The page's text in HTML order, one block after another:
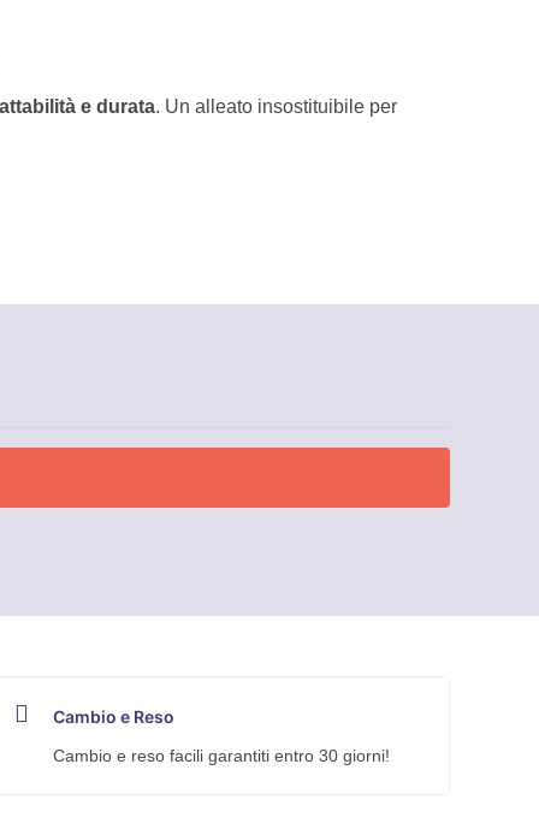
e durata. Un alleato insostituibile per
Cambio e Reso
Cambio e reso facili garantiti entro 30 giorni!